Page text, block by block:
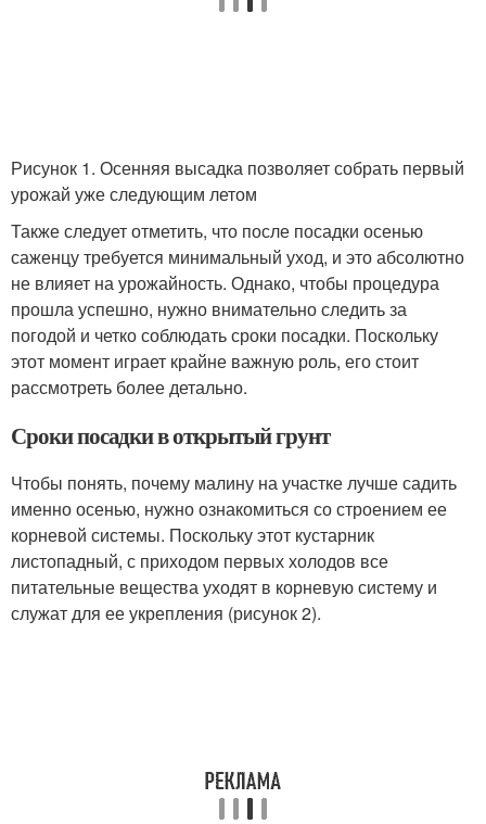
Рисунок 1. Осенняя высадка позволяет собрать первый
урожай уже следующим летом
Также следует отметить, что после посадки осенью
саженцу требуется минимальный уход, и это абсолютно
не влияет на урожайность. Однако, чтобы процедура
прошла успешно, нужно внимательно следить за
погодой и четко соблюдать сроки посадки. Поскольку
этот момент играет крайне важную роль, его стоит
рассмотреть более детально.
Сроки посадки в открытый грунт
Чтобы понять, почему малину на участке лучше садить
именно осенью, нужно ознакомиться со строением ее
корневой системы. Поскольку этот кустарник
листопадный, с приходом первых холодов все
питательные вещества уходят в корневую систему и
служат для ее укрепления (рисунок 2).